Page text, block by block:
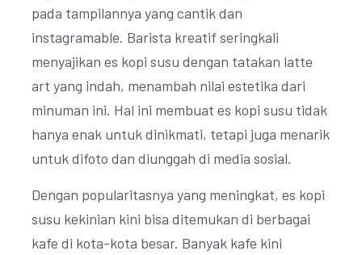
pada tampilannya yang cantik dan
instagramable. Barista kreatif seringkali
menyajikan es kopi susu dengan tatakan latte
art yang indah, menambah nilai estetika dari
minuman ini. Hal ini membuat es kopi susu tidak
hanya enak untuk dinikmati, tetapi juga menarik
untuk difoto dan diunggah di media sosial.
Dengan popularitasnya yang meningkat, es kopi
susu kekinian kini bisa ditemukan di berbagai
kafe di kota-kota besar. Banyak kafe kini